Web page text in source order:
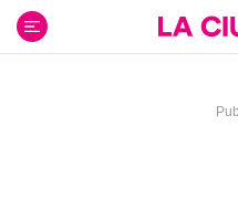
contenido